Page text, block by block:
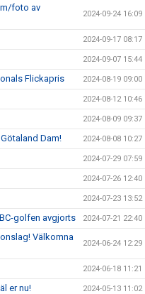
foto av
2024-09-24 16:09
2024-09-17 08:17
2024-09-07 15:44
Flickapris 2024-08-19 09:00
2024-08-12 10:46
2024-08-09 09:37
Dam! 2024-08-08 10:27
2024-07-29 07:59
2024-07-26 12:40
2024-07-23 13:52
golfen avgjorts 2024-07-21 22:40
Välkomna
2024-06-24 12:29
2024-06-18 11:21
er nu! 2024-05-13 11:02